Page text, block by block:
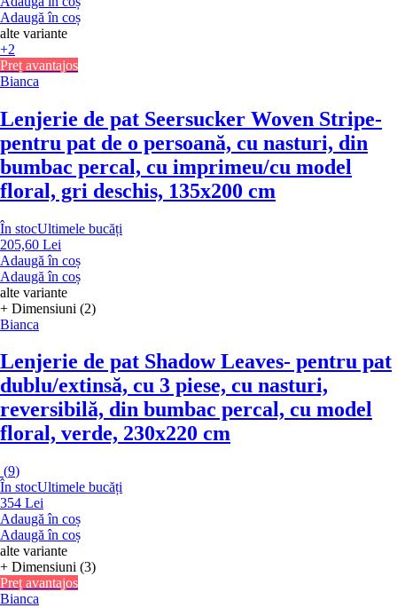
Adaugă în coș
alte variante
+2
Preț avantajos
Bianca
Lenjerie de pat Seersucker Woven Stripe-
pentru pat de o persoană, cu nasturi, din
bumbac percal, cu imprimeu/cu model
floral, gri deschis, 135x200 cm
În stocUltimele bucăți
205,60 Lei
Adaugă în coș
Adaugă în coș
alte variante
+ Dimensiuni (2)
Bianca
Lenjerie de pat Shadow Leaves- pentru pat
dublu/extinsă, cu 3 piese, cu nasturi,
reversibilă, din bumbac percal, cu model
floral, verde, 230x220 cm
(9)
În stocUltimele bucăți
354 Lei
Adaugă în coș
Adaugă în coș
alte variante
+ Dimensiuni (3)
Preț avantajos
Bianca